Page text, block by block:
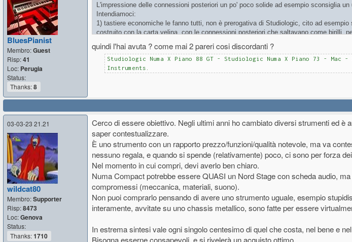
BluesPianist
Membro:Guest
Risp:41
Loc: Perugia
Status:
Thanks:8
L'impressione delle connessioni posteriori un po' poco solide ad esempio sconsiglia un
Intendiamoci:
1) tastiere economiche le fanno tutti, non è prerogativa di Studiologic, cito ad
costruito con la carta velina, con le connessioni posteriori che saltavano come birilli,
2) è una tastiera che offre molto a poco prezzo, ergo devi accettare compromessi: la
suoni non sempre di livello, la scheda audio col monitoring sempre attivo, la
La ricomprerei? Credo di no, o meglio, la comprerei se avessi bisogno di un discreto
accettabili.
quindi l'hai avuta ? come mai 2 pareri cosi discordanti ?
Studiologic Numa X Piano 88 GT - Studiologic Numa X Piano 73 - Mac
Instruments.
03-03-23 21.21
wildcat80
Membro:Supporter
Risp:8473
Loc:Genova
Status:
Thanks:1710
Cerco di essere obiettivo. Negli ultimi anni ho cambiato diversi strumenti ed è
saper contestualizzare.
È uno strumento con un rapporto prezzo/funzioni/qualità notevole, ma va
nessuno regala, e quando si spende (relativamente) poco, ci sono per forza
Nel momento in cui compri, devi averlo ben chiaro.
Numa Compact potrebbe essere QUASI un Nord Stage con scheda audio,
compromessi (meccanica, materiali, suono).
Non puoi comprarlo pensando di avere uno strumento uguale, esempio
interamente, avvitate su uno chassis metallico, sono fatte per essere
In estrema sintesi vale ogni singolo centesimo di quel che costa, nel bene e